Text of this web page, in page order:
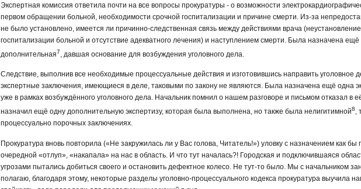
Экспертная комиссия ответила почти на все вопросы прокуратуры - о возможности
первом обращении больной, необходимости срочной госпитализации и причине смерти. Из-за
не было установлено, имеется ли причинно-следственная связь между действиями врача (неустановление
госпитализации больной и отсутствие адекватного лечения) и наступлением смерти. Была назначена ещё
дополнительная7, давшая основание для возбуждения уголовного дела.
Следствие, выполнив все необходимые процессуальные действия и изготовившись направить уголовное
экспертные заключения, имеющиеся в деле, таковыми по закону не являются. Была назначена ещё одна
уже в рамках возбуждённого уголовного дела. Начальник помнил о нашем разговоре и письмом отказал в
назначил ещё одну дополнительную экспертизу, которая была выполнена, но также была нелигитимной8,
процессуально порочных заключениях.
Прокуратура вновь повторила («Не закружилась ли у Вас голова, Читатель!») уловку с назначением как
очередной «отлуп», «накапала» на нас в область. И что тут началась?! Городская и подключившаяся
угрозами пытались добиться своего и остановить дефектное колесо. Не тут-то было. Мы с начальником
полагаю, благодаря этому, некоторые разделы уголовно-процессуального кодекса прокуратура выучила